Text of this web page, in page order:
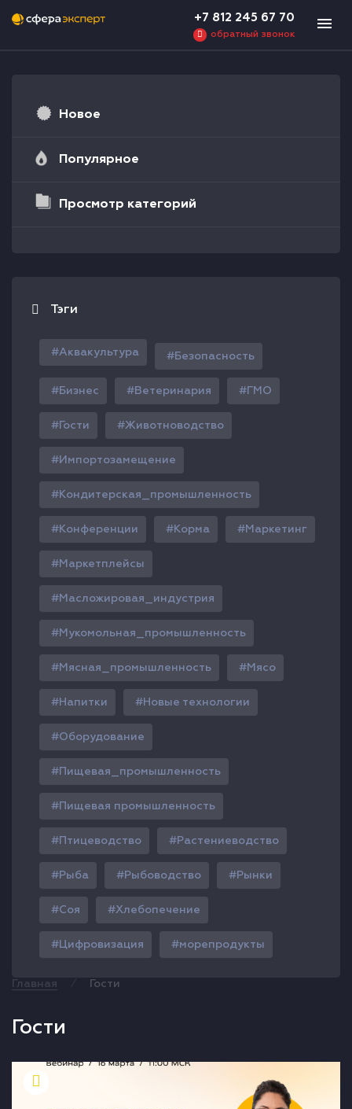
+7 812 245 67 70
обратный звонок
Новое
Популярное
Просмотр категорий
Тэги
Аквакультура Безопасность
Бизнес Ветеринария ГМО
Гости Животноводство
Импортозамещение
Кондитерская_промышленность
Конференции Корма Маркетинг
Маркетплейсы
Масложировая_индустрия
Мукомольная_промышленность
Мясная_промышленность Мясо
Напитки Новые технологии
Оборудование
Пищевая_промышленность
Пищевая промышленность
Птицеводство Растениеводство
Рыба Рыбоводство Рынки
Соя Хлебопечение
Цифровизация морепродукты
Главная Гости
Гости